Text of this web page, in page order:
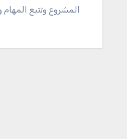
المشروع وتتبع